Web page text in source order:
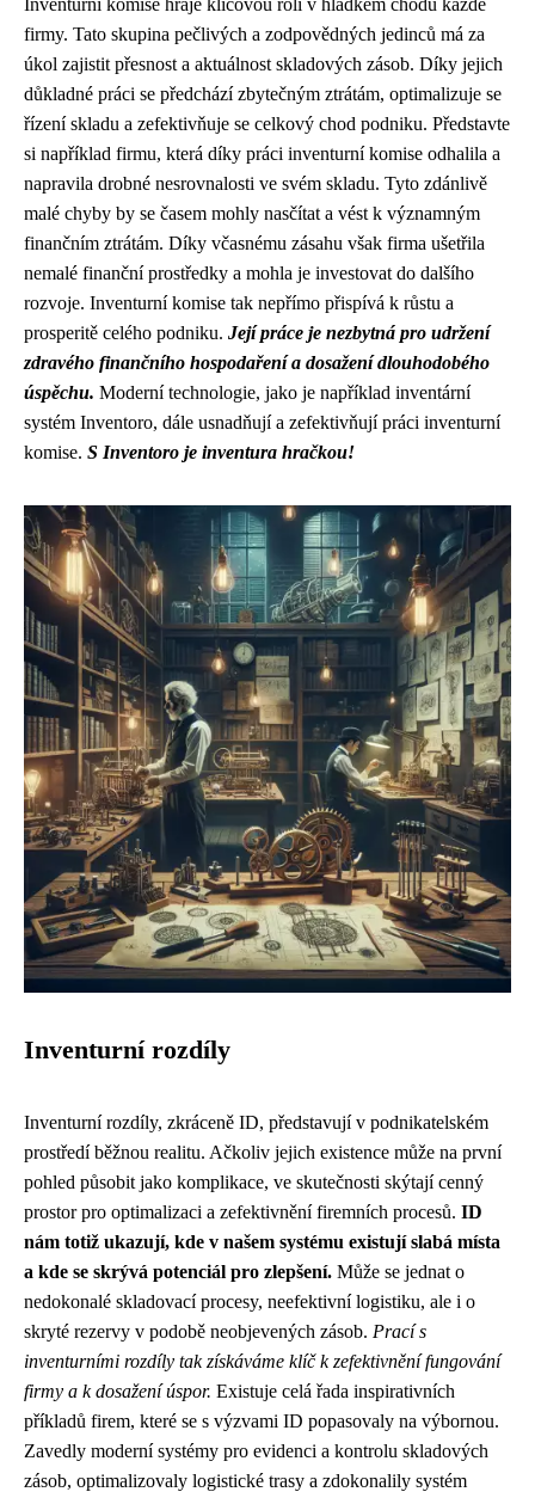
Inventurní komise hraje klíčovou roli v hladkém chodu každé
firmy. Tato skupina pečlivých a zodpovědných jedinců má za
úkol zajistit přesnost a aktuálnost skladových zásob. Díky jejich
důkladné práci se předchází zbytečným ztrátám, optimalizuje se
řízení skladu a zefektivňuje se celkový chod podniku. Představte
si například firmu, která díky práci inventurní komise odhalila a
napravila drobné nesrovnalosti ve svém skladu. Tyto zdánlivě
malé chyby by se časem mohly nasčítat a vést k významným
finančním ztrátám. Díky včasnému zásahu však firma ušetřila
nemalé finanční prostředky a mohla je investovat do dalšího
rozvoje. Inventurní komise tak nepřímo přispívá k růstu a
prosperitě celého podniku. Její práce je nezbytná pro udržení
zdravého finančního hospodaření a dosažení dlouhodobého
úspěchu. Moderní technologie, jako je například inventární
systém Inventoro, dále usnadňují a zefektivňují práci inventurní
komise. S Inventoro je inventura hračkou!
Inventurní rozdíly
Inventurní rozdíly, zkráceně ID, představují v podnikatelském
prostředí běžnou realitu. Ačkoliv jejich existence může na první
pohled působit jako komplikace, ve skutečnosti skýtají cenný
prostor pro optimalizaci a zefektivnění firemních procesů. ID
nám totiž ukazují, kde v našem systému existují slabá místa
a kde se skrývá potenciál pro zlepšení. Může se jednat o
nedokonalé skladovací procesy, neefektivní logistiku, ale i o
skryté rezervy v podobě neobjevených zásob. Prací s
inventurními rozdíly tak získáváme klíč k zefektivnění fungování
firmy a k dosažení úspor. Existuje celá řada inspirativních
příkladů firem, které se s výzvami ID popasovaly na výbornou.
Zavedly moderní systémy pro evidenci a kontrolu skladových
zásob, optimalizovaly logistické trasy a zdokonalily systém